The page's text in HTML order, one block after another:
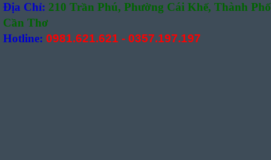
Địa Chỉ: 210 Trần Phú, Phường Cái Khế, Thành Phố
Cần Thơ
Hotline: 0981.621.621 - 0357.197.197